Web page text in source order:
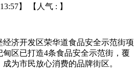
】 【人气 : 】
济开发区荣华道食品安全示范街项
甸区已打造4条食品安全示范街，覆
为市民放心消费的品牌街区。